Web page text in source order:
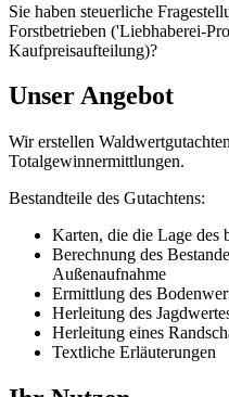
Sie haben steuerliche
Forstbetrieben ('Liebhaberei-
Kaufpreisaufteilung)?
Unser Angebot
Wir erstellen
Totalgewinnermittlungen.
Bestandteile des Gutachtens:
Karten, die die Lage des
Berechnung des
Außenaufnahme
Ermittlung des
Herleitung des
Herleitung eines
Textliche Erläuterungen